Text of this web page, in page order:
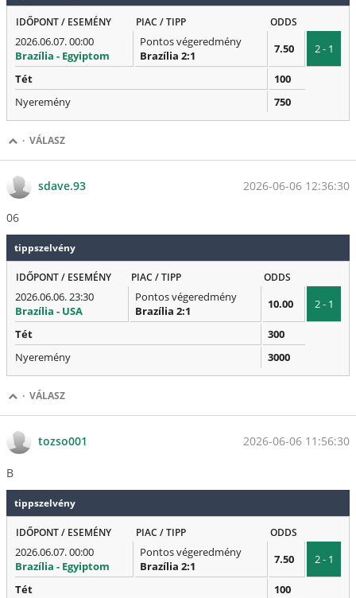
IDŐPONT / ESEMÉNY PIAC / TIPP ODDS
2026.06.07. 00:00
Brazília - Egyiptom
Pontos végeredmény
Brazília 2:1
7.50 2 - 1
Tét
100
Nyeremény
750
· VÁLASZ
sdave.93 2026-06-06 12:36:30
06
tippszelvény
IDŐPONT / ESEMÉNY PIAC / TIPP ODDS
2026.06.06. 23:30
Brazília - USA
Pontos végeredmény
Brazília 2:1
10.00 2 - 1
Tét
300
Nyeremény
3000
· VÁLASZ
tozso001 2026-06-06 11:56:30
B
tippszelvény
IDŐPONT / ESEMÉNY PIAC / TIPP ODDS
2026.06.07. 00:00
Brazília - Egyiptom
Pontos végeredmény
Brazília 2:1
7.50 2 - 1
Tét
100